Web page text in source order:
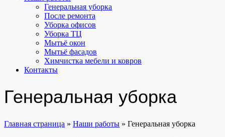
Генеральная уборка
После ремонта
Уборка офисов
Уборка ТЦ
Мытьё окон
Мытьё фасадов
Химчистка мебели и ковров
Контакты
Генеральная уборка
Главная страница » Наши работы » Генеральная уборка